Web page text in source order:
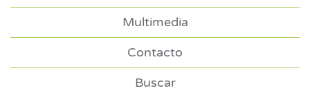
Multimedia
Contacto
Buscar